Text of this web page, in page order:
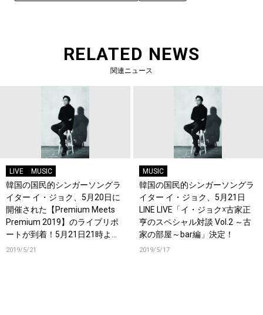
RELATED NEWS
関連ニュース
LIVE MUSIC
韓国の国民的シンガーソングラ
イター イ・ジョク、5月20日に
開催された【Premium Meets
Premium 2019】のライブリポ
ートが到着！5月21日21時より
LINE LIVE「イ・ジョク☓古家正
2019/5/21
MUSIC
韓国の国民的シンガーソングラ
イター イ・ジョク、5月21日
LINE LIVE「イ・ジョク☓古家正
亨のスペシャル対談 Vol.2 ～古
家の部屋～bar編」決定！
2019/5/17